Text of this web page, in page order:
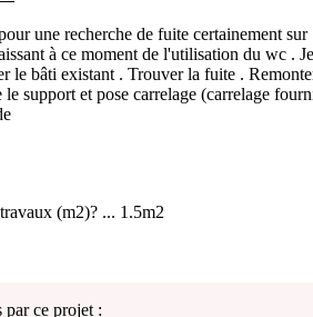
une recherche de fuite certainement sur
à ce moment de l'utilisation du wc .
le bâti existant . Trouver la fuite .
le support et pose carrelage (carrelage
(m2)? ... 1.5m2
par ce projet :